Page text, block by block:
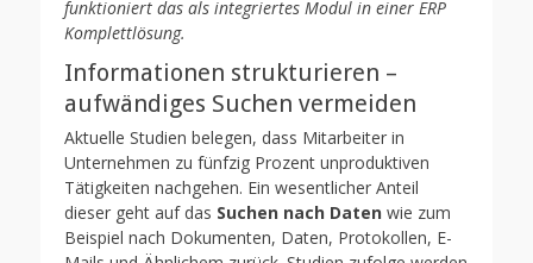
funktioniert das als integriertes Modul in einer ERP
Komplettlösung.
Informationen strukturieren –
aufwändiges Suchen vermeiden
Aktuelle Studien belegen, dass Mitarbeiter in
Unternehmen zu fünfzig Prozent unproduktiven
Tätigkeiten nachgehen. Ein wesentlicher Anteil
dieser geht auf das Suchen nach Daten wie zum
Beispiel nach Dokumenten, Daten, Protokollen, E-